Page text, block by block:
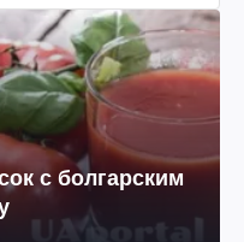
с болгарским